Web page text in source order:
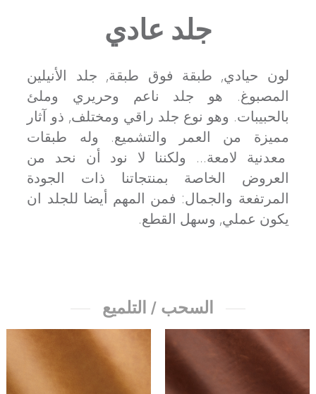
جلد عادي
لون حيادي, طبقة فوق طبقة, جلد الأنيلين
المصبوغ. هو جلد ناعم وحريري وملئ
بالحبيبات. وهو نوع جلد راقي ومختلف, ذو آثار
مميزة من العمر والتشميع. وله طبقات
معدنية لامعة... ولكننا لا نود أن نحد من
العروض الخاصة بمنتجاتنا ذات الجودة
المرتفعة والجمال: فمن المهم أيضا للجلد ان
يكون عملي, وسهل القطع.
السحب / التلميع